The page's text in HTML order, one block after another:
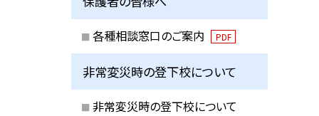
各種相談窓口のご案内 PDF
非常変災時の登下校について
非常変災時の登下校について